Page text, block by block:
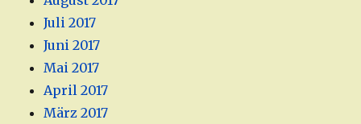
Juli 2017
Juni 2017
Mai 2017
April 2017
März 2017